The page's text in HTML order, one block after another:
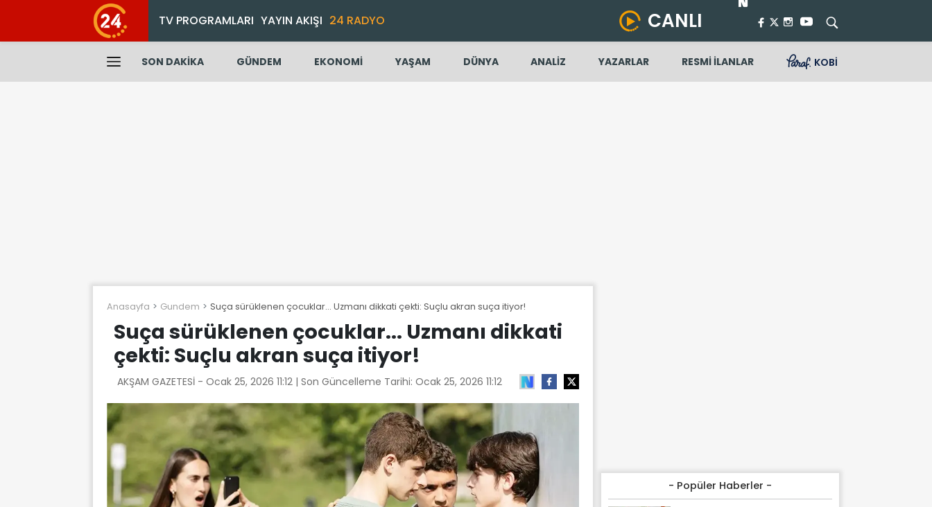
TV PROGRAMLARI YAYIN AKIŞI 24 RADYO CANLI
SON DAKİKA GÜNDEM EKONOMİ YAŞAM DÜNYA ANALİZ YAZARLAR RESMİ İLANLAR KOBİ
Anasayfa Gundem Suça sürüklenen çocuklar... Uzmanı dikkati çekti: Suçlu akran suça itiyor!
Suça sürüklenen çocuklar... Uzmanı dikkati
çekti: Suçlu akran suça itiyor!
AKŞAM GAZETESİ - Ocak 25, 2026 11:12 | Son Güncelleme Tarihi: Ocak 25, 2026 11:12
- Popüler Haberler -